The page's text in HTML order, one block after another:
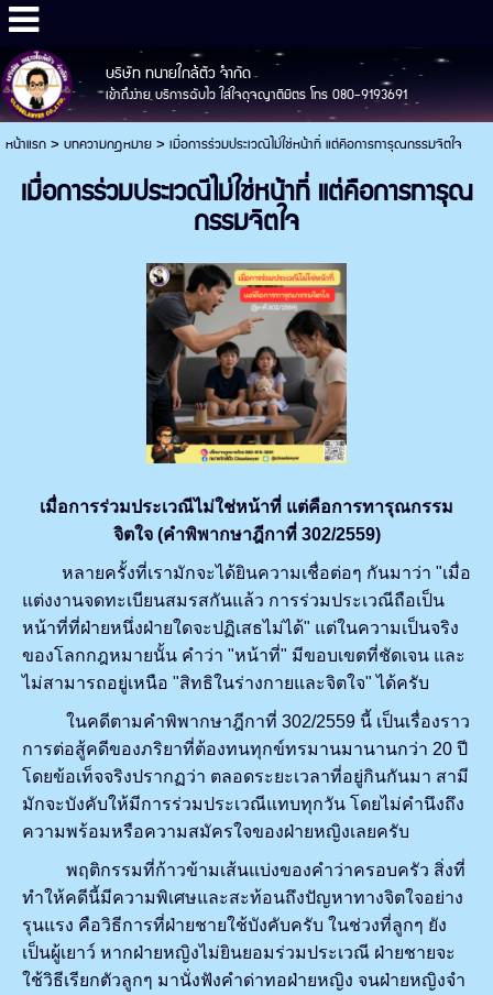
บริษัท ทนายใกล้ตัว จำกัด
เข้าถึงง่าย บริการฉับไว ใส่ใจดุจญาติมิตร โทร 080-9193691
หน้าแรก>บทความกฎหมาย>เมื่อการร่วมประเวณีไม่ใช่หน้าที่ แต่คือการทารุณกรรมจิตใจ
เมื่อการร่วมประเวณีไม่ใช่หน้าที่ แต่คือการทารุณ
กรรมจิตใจ
เมื่อการร่วมประเวณีไม่ใช่หน้าที่ แต่คือการทารุณกรรม
จิตใจ (คำพิพากษาฎีกาที่ 302/2559)
หลายครั้งที่เรามักจะได้ยินความเชื่อต่อๆ กันมาว่า "เมื่อ
แต่งงานจดทะเบียนสมรสกันแล้ว การร่วมประเวณีถือเป็น
หน้าที่ที่ฝ่ายหนึ่งฝ่ายใดจะปฏิเสธไม่ได้" แต่ในความเป็นจริง
ของโลกกฎหมายนั้น คำว่า "หน้าที่" มีขอบเขตที่ชัดเจน และ
ไม่สามารถอยู่เหนือ "สิทธิในร่างกายและจิตใจ" ได้ครับ
ในคดีตามคำพิพากษาฎีกาที่ 302/2559 นี้ เป็นเรื่องราว
การต่อสู้คดีของภริยาที่ต้องทนทุกข์ทรมานมานานกว่า 20 ปี
โดยข้อเท็จจริงปรากฏว่า ตลอดระยะเวลาที่อยู่กินกันมา สามี
มักจะบังคับให้มีการร่วมประเวณีแทบทุกวัน โดยไม่คำนึงถึง
ความพร้อมหรือความสมัครใจของฝ่ายหญิงเลยครับ
พฤติกรรมที่ก้าวข้ามเส้นแบ่งของคำว่าครอบครัว สิ่งที่
ทำให้คดีนี้มีความพิเศษและสะท้อนถึงปัญหาทางจิตใจอย่าง
รุนแรง คือวิธีการที่ฝ่ายชายใช้บังคับครับ ในช่วงที่ลูกๆ ยัง
เป็นผู้เยาว์ หากฝ่ายหญิงไม่ยินยอมร่วมประเวณี ฝ่ายชายจะ
ใช้วิธีเรียกตัวลูกๆ มานั่งฟังคำด่าทอฝ่ายหญิง จนฝ่ายหญิงจำ